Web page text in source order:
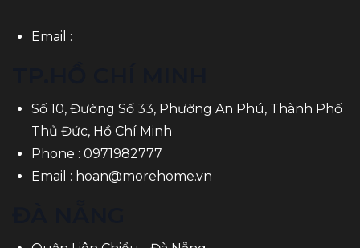
Email :
Số 10, Đường Số 33, Phường An Phú, Thành Phố
Thủ Đức, Hồ Chí Minh
Phone : 0971982777
Email : hoan@morehome.vn